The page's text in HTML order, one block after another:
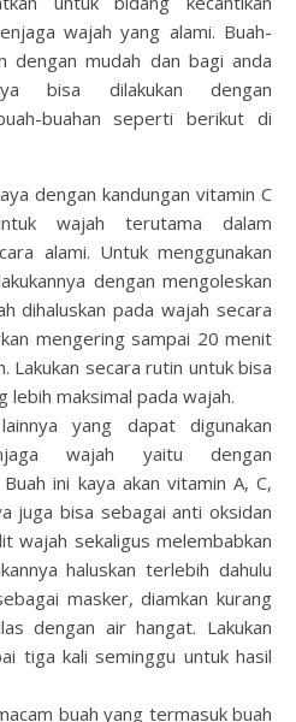
wajah yang alami. Buah-
dengan mudah dan bagi anda
bisa dilakukan dengan
buahan seperti berikut di
dengan kandungan vitamin C
wajah terutama dalam
alami. Untuk menggunakan
dengan mengoleskan
dihaluskan pada wajah secara
mengering sampai 20 menit
Lakukan secara rutin untuk bisa
lebih maksimal pada wajah.
yang dapat digunakan
wajah yaitu dengan
ini kaya akan vitamin A, C,
juga bisa sebagai anti oksidan
wajah sekaligus melembabkan
haluskan terlebih dahulu
masker, diamkan kurang
dengan air hangat. Lakukan
tiga kali seminggu untuk hasil
buah yang termasuk buah